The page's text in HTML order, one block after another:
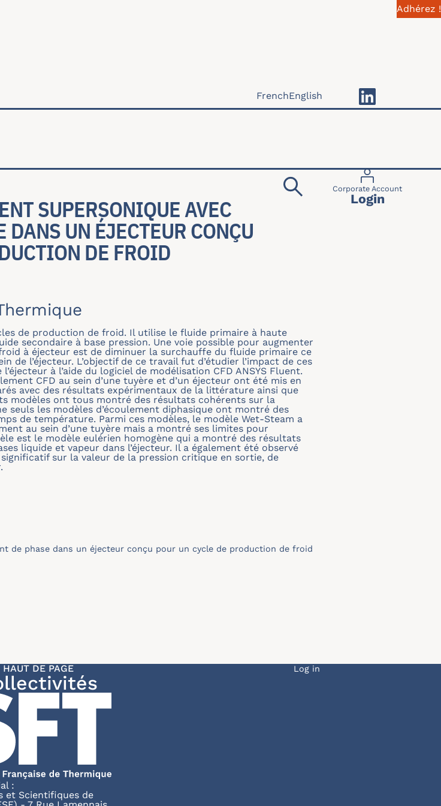
Adhérez !
Menu du
Corporate Account
Login
FrenchEnglish
SUPERSONIQUE AVEC
UN ÉJECTEUR CONÇU
DE FROID
de production de froid. Il utilise le fluide primaire à haute
secondaire à base pression. Une voie possible pour augmenter
à éjecteur est de diminuer la surchauffe du fluide primaire ce
de l’éjecteur. L’objectif de ce travail fut d’étudier l’impact de ces
à l’aide du logiciel de modélisation CFD ANSYS Fluent.
CFD au sein d’une tuyère et d’un éjecteur ont été mis en
avec des résultats expérimentaux de la littérature ainsi que
modèles ont tous montré des résultats cohérents sur la
seuls les modèles d’écoulement diphasique ont montré des
de température. Parmi ces modèles, le modèle Wet-Steam a
au sein d’une tuyère mais a montré ses limites pour
est le modèle eulérien homogène qui a montré des résultats
liquide et vapeur dans l’éjecteur. Il a également été observé
sur la valeur de la pression critique en sortie, de
de phase dans un éjecteur conçu pour un cycle de production de froid
HAUT DE PAGE
:
et Scientifiques de
Menu du compte
Log in